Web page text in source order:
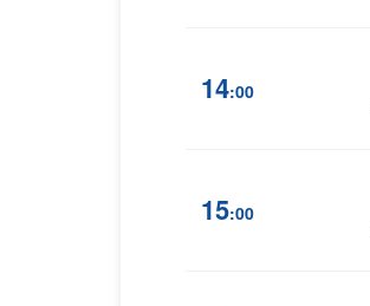
14:00
15:00